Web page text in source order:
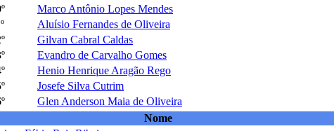
Marco Antônio Lopes Mendes
Aluísio Fernandes de Oliveira
Gilvan Cabral Caldas
Evandro de Carvalho Gomes
Henio Henrique Aragão Rego
Josefe Silva Cutrim
Glen Anderson Maia de Oliveira
Nome